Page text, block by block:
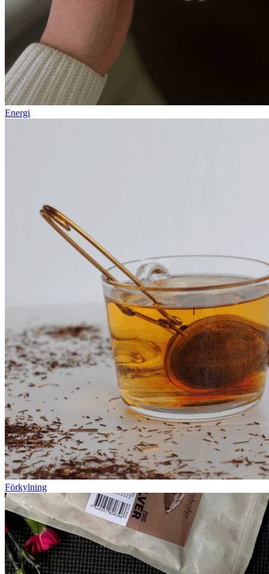
Energi
Förkylning